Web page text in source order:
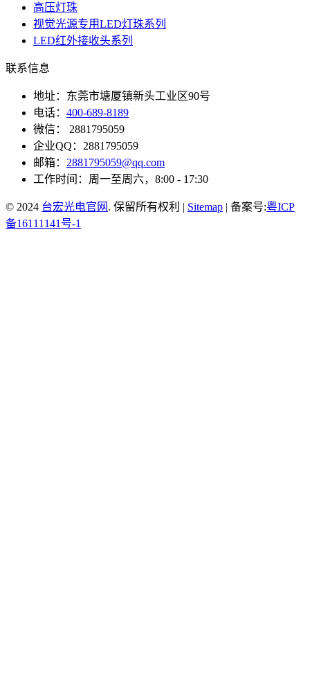
高压灯珠
视觉光源专用LED灯珠系列
LED红外接收头系列
联系信息
地址：东莞市塘厦镇新头工业区90号
电话： 400-689-8189
微信： 2881795059
企业QQ：2881795059
邮箱： 2881795059@qq.com
工作时间：周一至周六，8:00 - 17:30
© 2024 台宏光电官网 . 保留所有权利 | Sitemap | 备案号:粤ICP
备16111141号-1